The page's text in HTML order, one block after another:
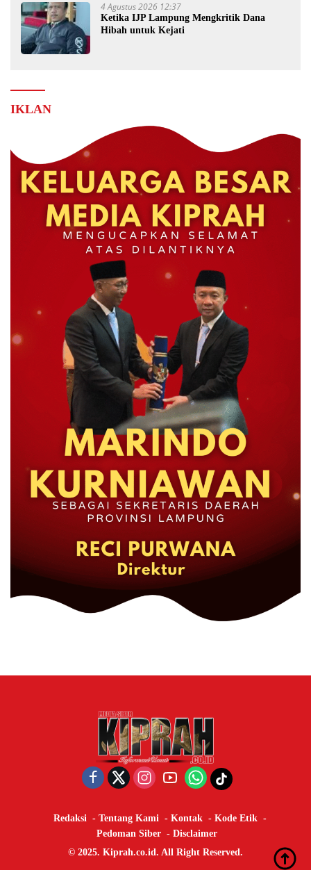
4 Agustus 2026 12:37
Ketika IJP Lampung Mengkritik Dana
Hibah untuk Kejati
IKLAN
Redaksi Tentang Kami Kontak
Kode Etik
Pedoman Siber
Disclaimer
© 2025. Kiprah.co.id. All Right Reserved.